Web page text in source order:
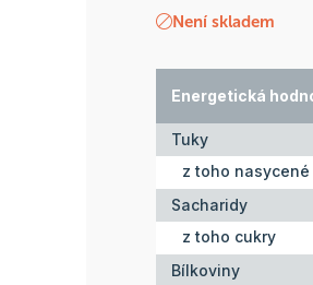
Není skladem
Energetická
Tuky
z toho
Sacharidy
z toho cukry
Bílkoviny